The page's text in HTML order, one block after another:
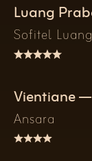
Luang
Sofitel
Vientiane
Ansara